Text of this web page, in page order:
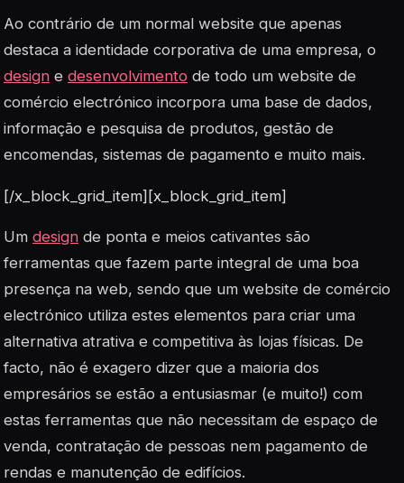
Ao contrário de um normal website que apenas
destaca a identidade corporativa de uma empresa, o
design e desenvolvimento de todo um website de
comércio electrónico incorpora uma base de dados,
informação e pesquisa de produtos, gestão de
encomendas, sistemas de pagamento e muito mais.
[/x_block_grid_item][x_block_grid_item]
Um design de ponta e meios cativantes são
ferramentas que fazem parte integral de uma boa
presença na web, sendo que um website de comércio
electrónico utiliza estes elementos para criar uma
alternativa atrativa e competitiva às lojas físicas. De
facto, não é exagero dizer que a maioria dos
empresários se estão a entusiasmar (e muito!) com
estas ferramentas que não necessitam de espaço de
venda, contratação de pessoas nem pagamento de
rendas e manutenção de edifícios.